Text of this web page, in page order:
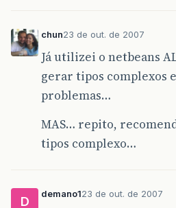
chun23 de out. de 2007
Já utilizei o netbeans
gerar tipos complexos
problemas…
MAS… repito,
tipos complexo…
D
demano123 de out. de 2007